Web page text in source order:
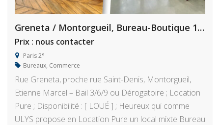
Greneta / Montorgueil, Bureau-Boutique 160 m²
Prix : nous contacter
Paris 2°
Bureaux, Commerce
Rue Greneta, proche rue Saint-Denis, Montorgueil,
Etienne Marcel – Bail 3/6/9 ou Dérogatoire ; Location
Pure ; Disponibilité : [ LOUÉ ] ; Heureux qui comme
ULYS propose en Location Pure un local mixte Bureau